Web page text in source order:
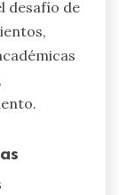
desafío de